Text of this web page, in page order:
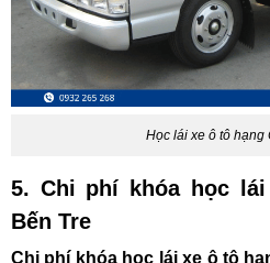
Học lái xe ô tô hạng
5. Chi phí khóa học
Bến Tre
Chi phí khóa học lái xe ô tô